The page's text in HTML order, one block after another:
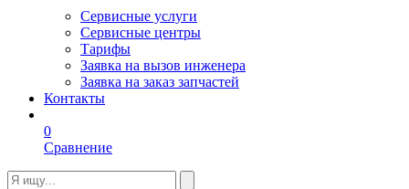
Сервисные услуги
Сервисные центры
Тарифы
Заявка на вызов инженера
Заявка на заказ запчастей
Контакты
0
Сравнение